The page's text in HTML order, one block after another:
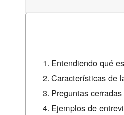
Entendiendo qué
Características de
Preguntas
Ejemplos de